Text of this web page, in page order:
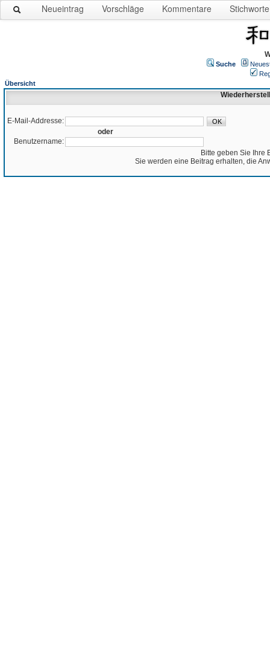
Neueintrag Vorschläge Kommentare Stichworte
Suche
Übersicht
E-Mail-Addresse:
oder
Benutzername:
Bitte geben Sie Ihre
Sie werden eine Beitrag erhalten, die